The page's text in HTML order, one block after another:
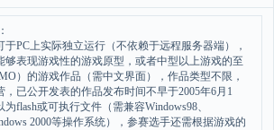
：
于PC上实际独立运行（不依赖于远程服务器端），
够表现游戏性的游戏原型，或者中型以上游戏的至
）的游戏作品（需中文界面），作品类型不限，
，已公开发表的作品发布时间不早于2005年6月1
flash或可执行文件（需兼容Windows98、
2000等操作系统），参赛选手还需根据游戏的